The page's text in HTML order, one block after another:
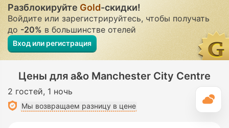
Разблокируйте Gold-скидки!
Войдите или зарегистрируйтесь, чтобы получать
до -20% в большинстве отелей
Вход или регистрация
Цены для a&o Manchester City Centre
2 гостей 1 ночь
Мы возвращаем разницу в цене